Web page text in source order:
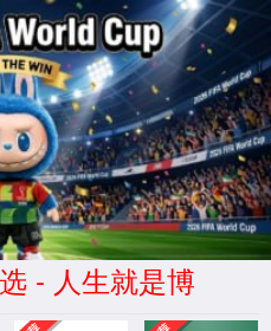
城
EN
城 荣誉资质
税收贡献百强